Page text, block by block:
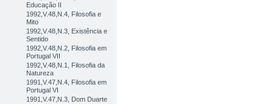
Educação II
1992,V.48,N.4, Filosofia e
Mito
1992,V.48,N.3, Existência e
Sentido
1992,V.48,N.2, Filosofia em
Portugal VII
1992,V.48,N.1, Filosofia da
Natureza
1991,V.47,N.4, Filosofia em
Portugal VI
1991,V.47,N.3, Dom Duarte